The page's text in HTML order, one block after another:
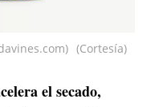
(Cortesía)
el secado,